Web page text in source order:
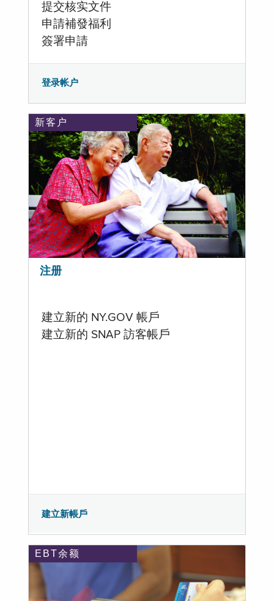
提交核实文件
申請補發福利
簽署申請
登录帐户
新客户
注册
建立新的 NY.GOV 帳戶
建立新的 SNAP 訪客帳戶
建立新帳戶
EBT余额